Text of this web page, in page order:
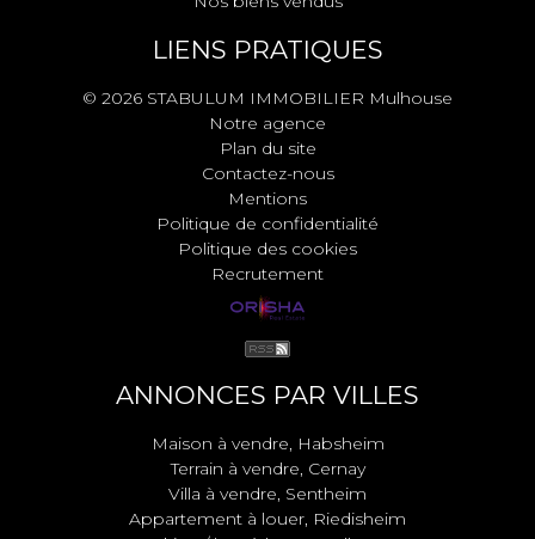
LIENS PRATIQUES
© 2026 STABULUM IMMOBILIER Mulhouse
Notre agence
Plan du site
Contactez-nous
Mentions
Politique de confidentialité
Politique des cookies
Recrutement
ANNONCES PAR VILLES
Maison à vendre, Habsheim
Terrain à vendre, Cernay
Villa à vendre, Sentheim
Appartement à louer, Riedisheim